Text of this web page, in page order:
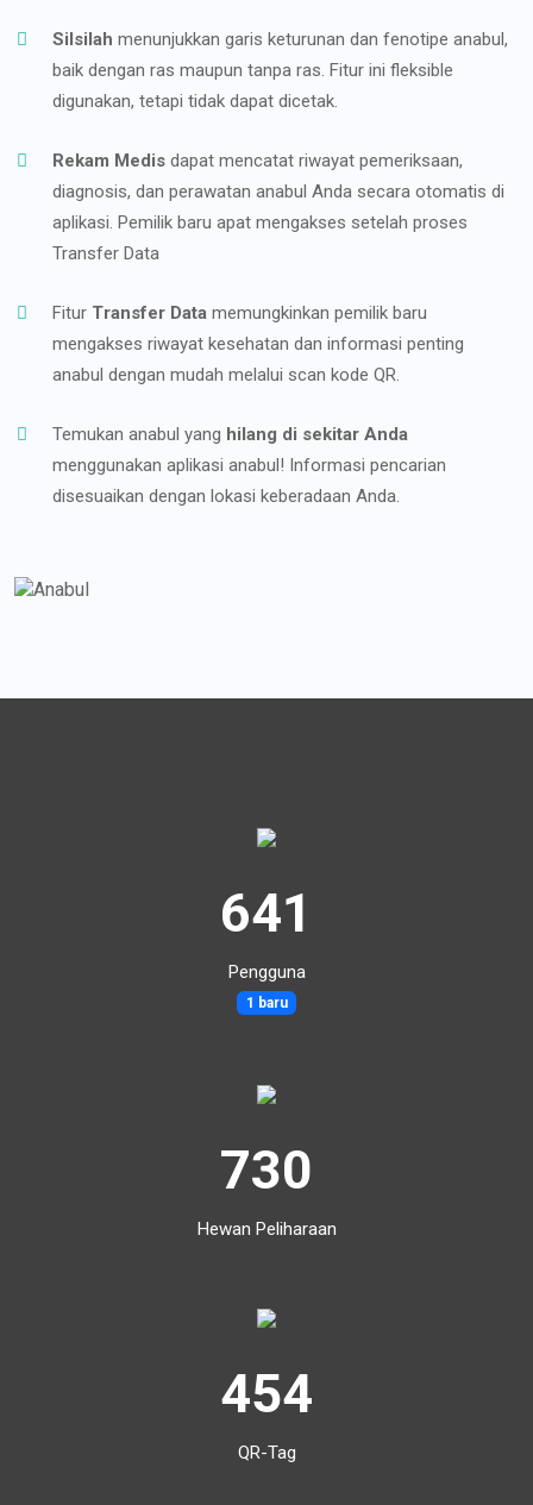
Silsilah menunjukkan garis keturunan dan fenotipe anabul,
baik dengan ras maupun tanpa ras. Fitur ini fleksible
digunakan, tetapi tidak dapat dicetak.
Rekam Medis dapat mencatat riwayat pemeriksaan,
diagnosis, dan perawatan anabul Anda secara otomatis di
aplikasi. Pemilik baru apat mengakses setelah proses
Transfer Data
Fitur Transfer Data memungkinkan pemilik baru
mengakses riwayat kesehatan dan informasi penting
anabul dengan mudah melalui scan kode QR.
Temukan anabul yang hilang di sekitar Anda
menggunakan aplikasi anabul! Informasi pencarian
disesuaikan dengan lokasi keberadaan Anda.
641
Pengguna
1 baru
730
Hewan Peliharaan
454
QR-Tag